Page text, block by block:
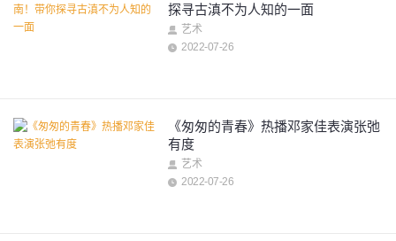
探寻古滇不为人知的一面
艺术
2022-07-26
《匆匆的青春》热播邓家佳表演张弛
有度
艺术
2022-07-26